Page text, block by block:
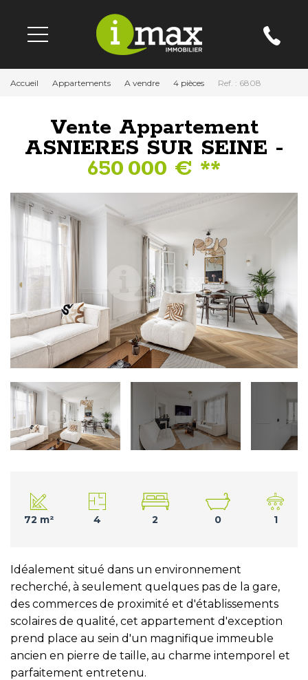
Accueil Appartements A vendre 4 pièces Ref. : 6808
Vente Appartement
ASNIERES SUR SEINE -
650 000 € **
72 m² 4 2 0 1
Idéalement situé dans un environnement
recherché, à seulement quelques pas de la gare,
des commerces de proximité et d'établissements
scolaires de qualité, cet appartement d'exception
prend place au sein d'un magnifique immeuble
ancien en pierre de taille, au charme intemporel et
parfaitement entretenu.